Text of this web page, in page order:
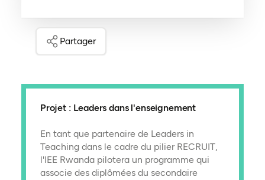
Partager
Projet : Leaders dans l'enseignement
En tant que partenaire de Leaders in
Teaching dans le cadre du pilier RECRUIT,
l'IEE Rwanda pilotera un programme qui
associe des diplômées du secondaire